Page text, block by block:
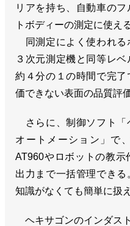
リアを持ち、自動車の
トボディーの測定に使える
同測定によく使われる
３次元測定機と同等レベ
約４分の１の時間で完
価できない表面の品質評
さらに、制御ソフト「
オートメーション」で
AT960やロボットの教
出力まで一括管理でき
知識がなくても簡単に扱
ヘキサゴンのインダス